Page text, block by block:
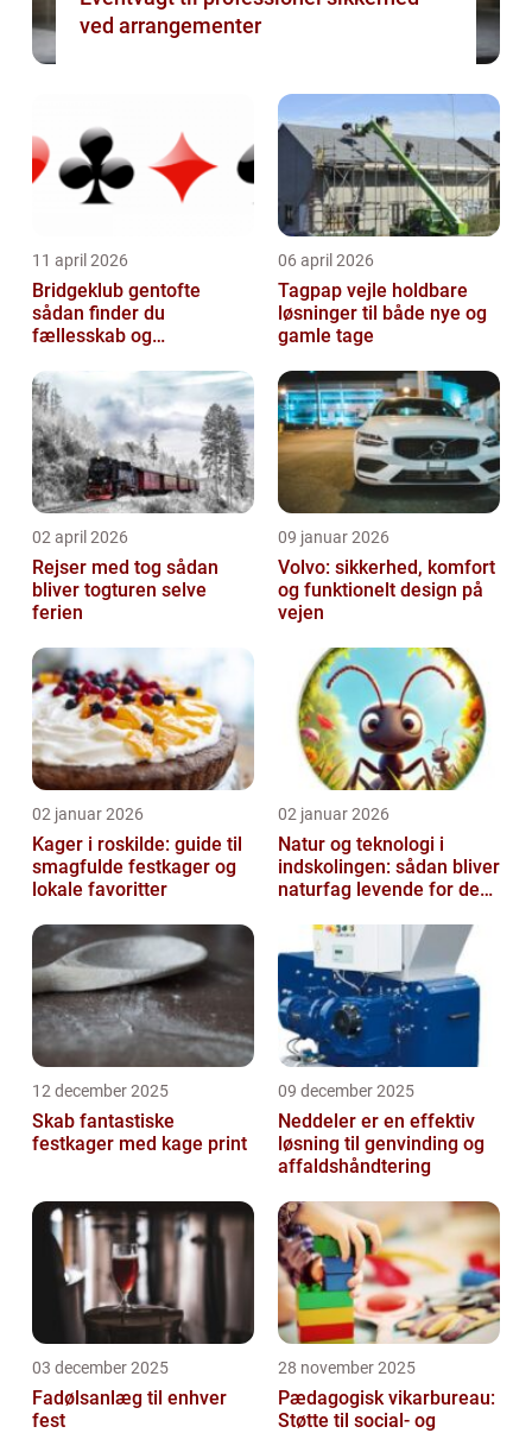
ved arrangementer
11 april 2026
Bridgeklub gentofte
sådan finder du
fællesskab og
06 april 2026
Tagpap vejle holdbare
løsninger til både nye og
gamle tage
02 april 2026
Rejser med tog sådan
bliver togturen selve
ferien
09 januar 2026
Volvo: sikkerhed, komfort
og funktionelt design på
vejen
02 januar 2026
Kager i roskilde: guide til
smagfulde festkager og
lokale favoritter
02 januar 2026
Natur og teknologi i
indskolingen: sådan bliver
naturfag levende for de
12 december 2025
Skab fantastiske
festkager med kage print
09 december 2025
Neddeler er en effektiv
løsning til genvinding og
affaldshåndtering
03 december 2025
Fadølsanlæg til enhver
fest
28 november 2025
Pædagogisk vikarbureau:
Støtte til social- og